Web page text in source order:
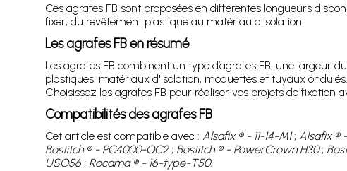
Ces agrafes FB sont proposées en différentes longueurs
fixer, du revêtement plastique au matériau d'isolation.
Les agrafes FB en résumé
Les agrafes FB combinent un type d’agrafes FB, une largeur
plastiques, matériaux d'isolation, moquettes et tuyaux
Choisissez les agrafes FB pour réaliser vos projets de fixation
Compatibilités des agrafes FB
Cet article est compatible avec : Alsafix ® - 11-14-M1; Alsafix ®
Bostitch ® - PC4000-OC2; Bostitch ® - PowerCrown H30;
USO56; Rocama ® - 16-type-T50.